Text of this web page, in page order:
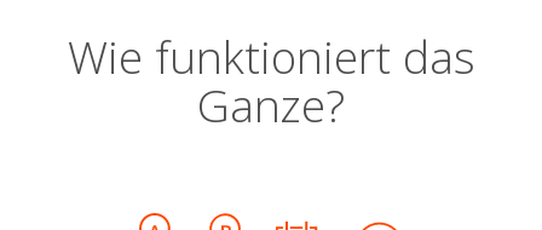
Wie funktioniert das
Ganze?